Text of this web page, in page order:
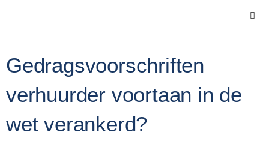
Gedragsvoorschriften
verhuurder voortaan in de
wet verankerd?